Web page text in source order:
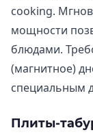
cooking.
мощности
блюдами.
(магнитное)
специальным
Плиты-